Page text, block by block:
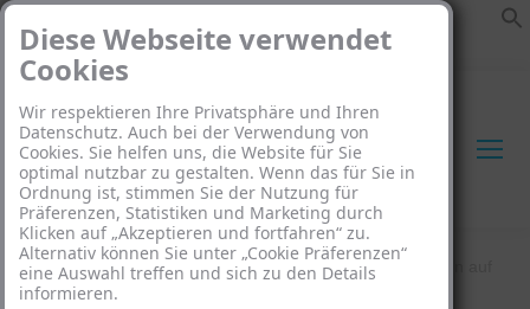
Diese Webseite verwendet
Cookies
Wir respektieren Ihre Privatsphäre und Ihren
Datenschutz. Auch bei der Verwendung von
Cookies. Sie helfen uns, die Website für Sie
optimal nutzbar zu gestalten. Wenn das für Sie in
Ordnung ist, stimmen Sie der Nutzung für
Präferenzen, Statistiken und Marketing durch
Klicken auf „Akzeptieren und fortfahren“ zu.
Alternativ können Sie unter „Cookie Präferenzen“
eine Auswahl treffen und sich zu den Details
informieren.
Search:
Startseite »
Die EU-Abfallrahmenrichtlinie: Auswirkungen auf
das ElektroG